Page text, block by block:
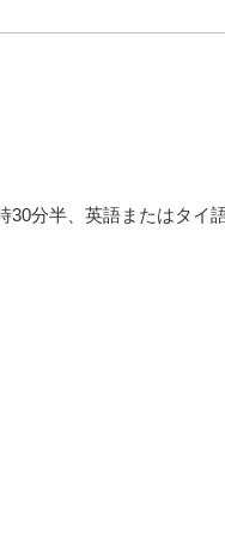
30分半、英語またはタイ